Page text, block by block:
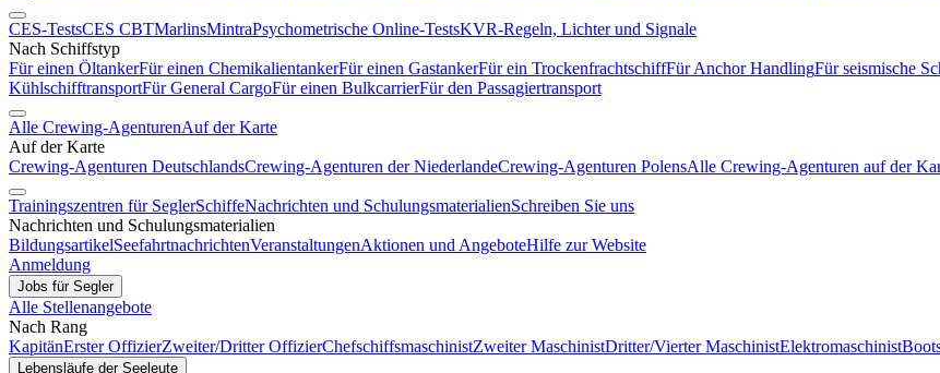
CES-TestsCES CBTMarlinsMintraPsychometrische Online-TestsKVR-Regeln, Lichter und Signale
Nach Schiffstyp
Für einen ÖltankerFür einen ChemikalientankerFür einen GastankerFür ein TrockenfrachtschiffFür Anchor HandlingFür seismische
KühlschifftransportFür General CargoFür einen BulkcarrierFür den Passagiertransport
Alle Crewing-AgenturenAuf der Karte
Auf der Karte
Crewing-Agenturen DeutschlandsCrewing-Agenturen der NiederlandeCrewing-Agenturen PolensAlle Crewing-Agenturen auf der
Trainingszentren für SeglerSchiffeNachrichten und SchulungsmaterialienSchreiben Sie uns
Nachrichten und Schulungsmaterialien
BildungsartikelSeefahrtnachrichtenVeranstaltungenAktionen und AngeboteHilfe zur Website
Anmeldung
Jobs für Segler
Alle Stellenangebote
Nach Rang
KapitänErster OffizierZweiter/Dritter OffizierChefschiffsmaschinistZweiter MaschinistDritter/Vierter MaschinistElektromaschinist
Lebensläufe der Seeleute